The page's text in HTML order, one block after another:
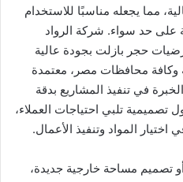
مما يجعله مناسبًا للاستخدام
على حد سواء. شركة الرواد
حجر بازلت بجودة عالية
وكافة محافظات مصر، معتمدة
في تنفيذ المشاريع بدقة
تصميمية تلبي احتياجات العملاء،
اختيار المواد وتنفيذ الأعمال.
تصميم مساحة خارجية جديدة،